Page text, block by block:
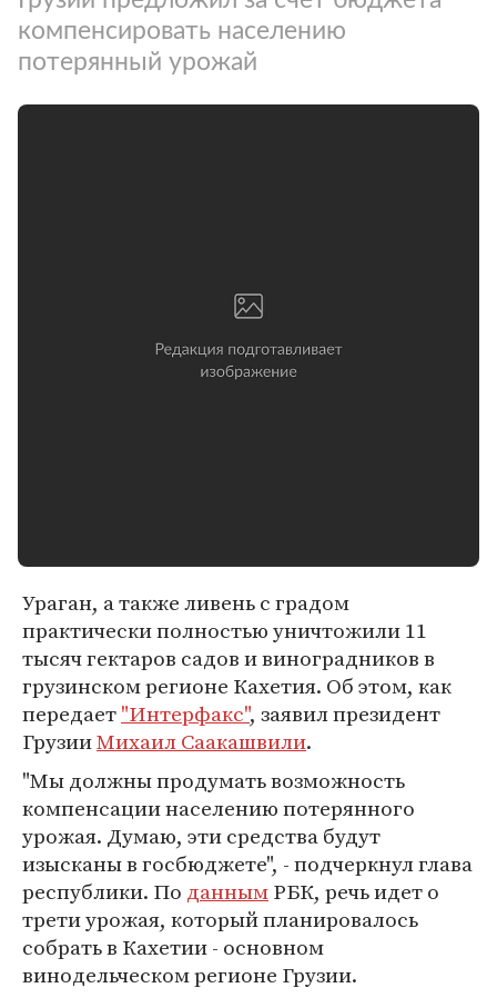
компенсировать населению
потерянный урожай
Ураган, а также ливень с градом
практически полностью уничтожили 11
тысяч гектаров садов и виноградников в
грузинском регионе Кахетия. Об этом, как
передает"Интерфакс", заявил президент
ГрузииМихаил Саакашвили.
"Мы должны продумать возможность
компенсации населению потерянного
урожая. Думаю, эти средства будут
изысканы в госбюджете", - подчеркнул глава
республики. По даннымРБК, речь идет о
трети урожая, который планировалось
собрать в Кахетии - основном
винодельческом регионе Грузии.